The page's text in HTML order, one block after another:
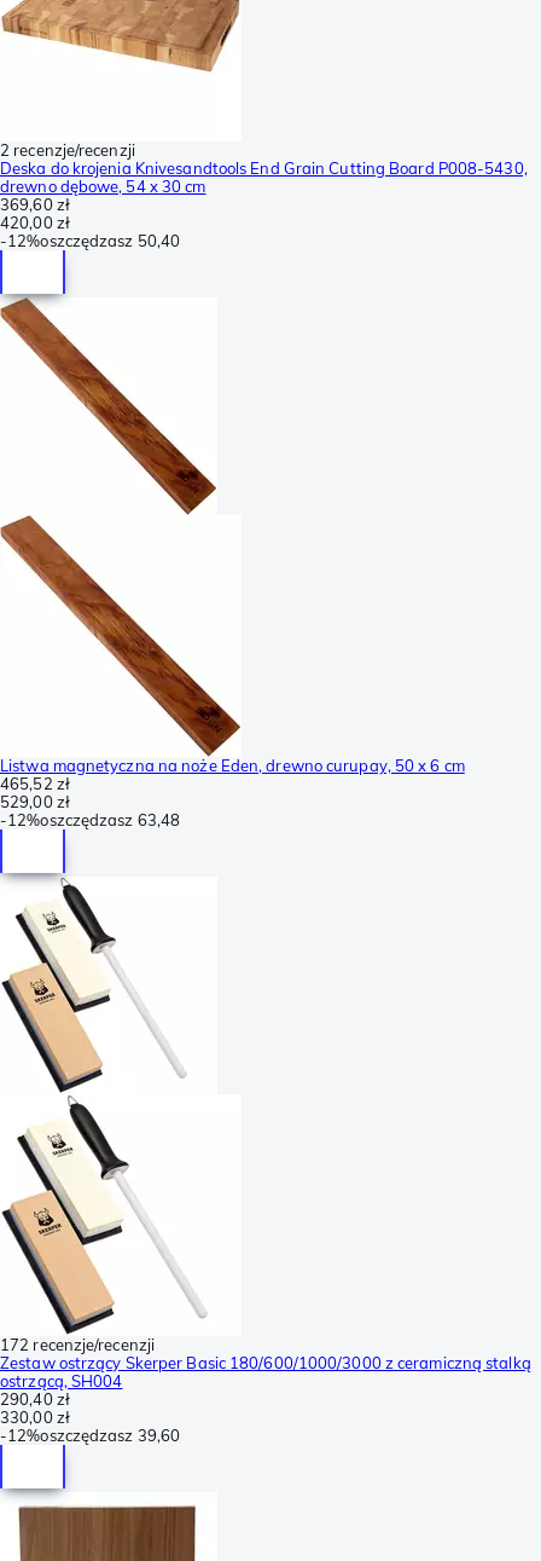
2 recenzje/recenzji
Deska do krojenia Knivesandtools End Grain Cutting Board P008-5430,
drewno dębowe, 54 x 30 cm
369,60 zł
420,00 zł
-12%oszczędzasz 50,40
Listwa magnetyczna na noże Eden, drewno curupay, 50 x 6 cm
465,52 zł
529,00 zł
-12%oszczędzasz 63,48
172 recenzje/recenzji
Zestaw ostrzący Skerper Basic 180/600/1000/3000 z ceramiczną stalką
ostrzącą, SH004
290,40 zł
330,00 zł
-12%oszczędzasz 39,60